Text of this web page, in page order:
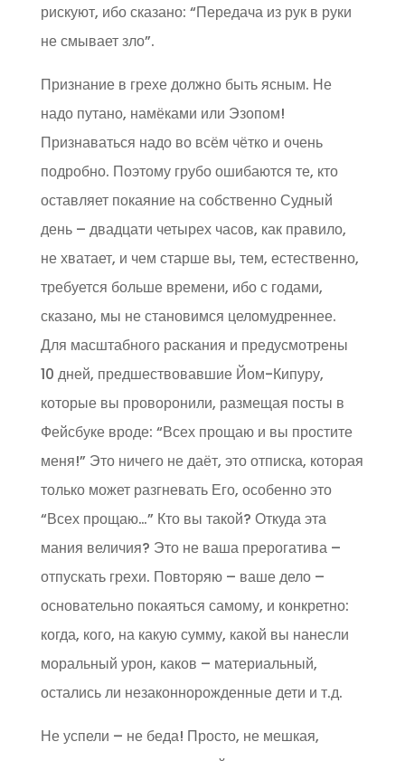
рискуют, ибо сказано: “Передача из рук в руки
не смывает зло”.
Признание в грехе должно быть ясным. Не
надо путано, намёками или Эзопом!
Признаваться надо во всём чётко и очень
подробно. Поэтому грубо ошибаются те, кто
оставляет покаяние на собственно Судный
день – двадцати четырех часов, как правило,
не хватает, и чем старше вы, тем, естественно,
требуется больше времени, ибо с годами,
сказано, мы не становимся целомудреннее.
Для масштабного раскания и предусмотрены
10 дней, предшествовавшие Йом-Кипуру,
которые вы проворонили, размещая посты в
Фейсбуке вроде: “Всех прощаю и вы простите
меня!” Это ничего не даёт, это отписка, которая
только может разгневать Его, особенно это
“Всех прощаю…” Кто вы такой? Откуда эта
мания величия? Это не ваша прерогатива –
отпускать грехи. Повторяю – ваше дело –
основательно покаяться самому, и конкретно:
когда, кого, на какую сумму, какой вы нанесли
моральный урон, каков – материальный,
остались ли незаконнорожденные дети и т.д.
Не успели – не беда! Просто, не мешкая,